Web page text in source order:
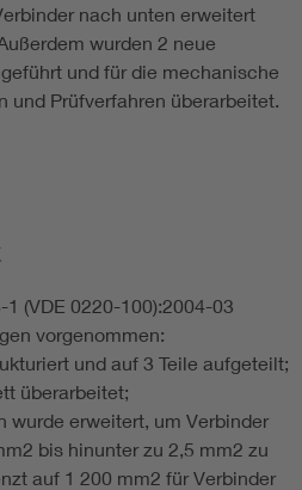
nach unten erweitert
wurden 2 neue
und für die mechanische
und Prüfverfahren überarbeitet.
(VDE 0220-100):2004-03
vorgenommen:
und auf 3 Teile aufgeteilt;
überarbeitet;
wurde erweitert, um Verbinder
bis hinunter zu 2,5 mm2 zu
auf 1 200 mm2 für Verbinder